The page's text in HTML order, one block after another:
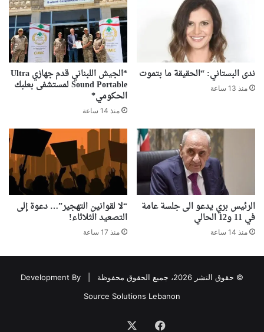
ندى البستاني: “الحقيقة ما بتموت
منذ 13 ساعة
*الجيش اللبناني قدم جهازي Ultra
Sound Portable لمستشفى بعلبك
الحكومي*
منذ 14 ساعة
الرئيس بري يدعو الى جلسة عامة
في 11 و12 الحالي
منذ 14 ساعة
“لا لقوانين التهجير”… دعوة إلى
التصعيد الثلاثاء!
منذ 17 ساعة
© حقوق النشر 2026، جميع الحقوق محفوظة |
Development By
Source Solutions Lebanon
فيسبوك